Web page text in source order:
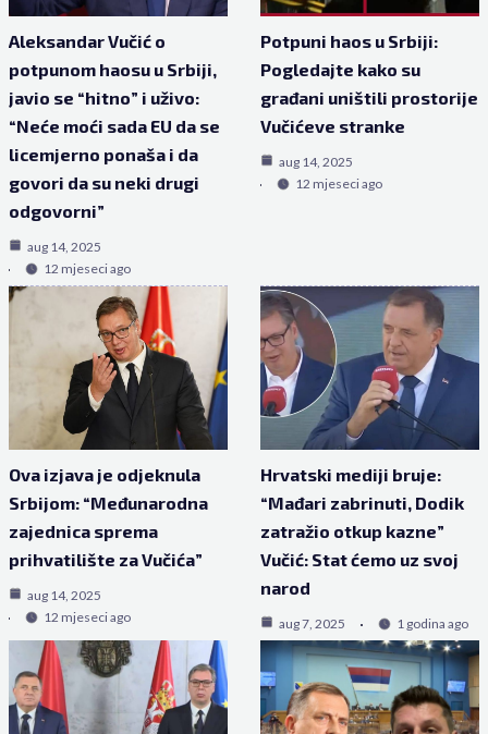
Aleksandar Vučić o
potpunom haosu u Srbiji,
javio se “hitno” i uživo:
“Neće moći sada EU da se
licemjerno ponaša i da
govori da su neki drugi
odgovorni”
aug 14, 2025
12 mjeseci ago
Potpuni haos u Srbiji:
Pogledajte kako su
građani uništili prostorije
Vučićeve stranke
aug 14, 2025
12 mjeseci ago
Ova izjava je odjeknula
Srbijom: “Međunarodna
zajednica sprema
prihvatilište za Vučića”
aug 14, 2025
12 mjeseci ago
Hrvatski mediji bruje:
“Mađari zabrinuti, Dodik
zatražio otkup kazne”
Vučić: Stat ćemo uz svoj
narod
aug 7, 2025 1 godina ago